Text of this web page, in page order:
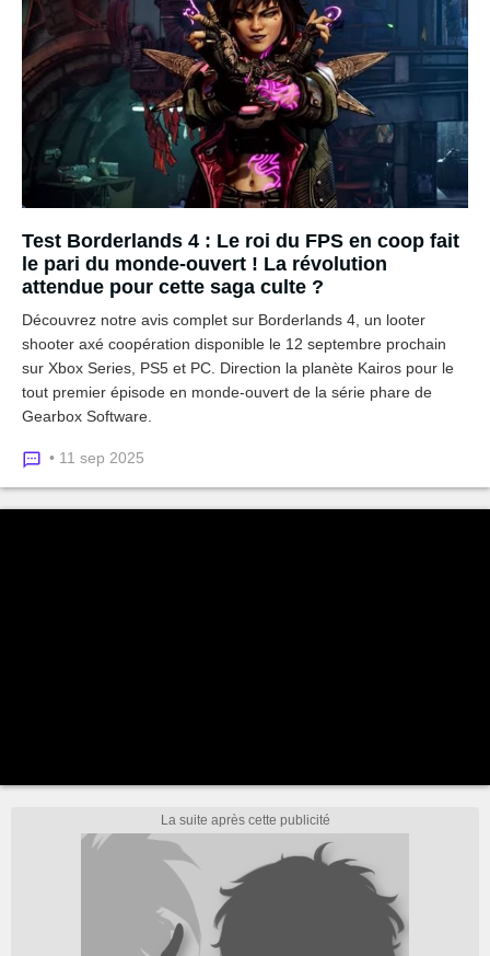
Test Borderlands 4 : Le roi du FPS en coop fait
le pari du monde-ouvert ! La révolution
attendue pour cette saga culte ?
Découvrez notre avis complet sur Borderlands 4, un looter
shooter axé coopération disponible le 12 septembre prochain
sur Xbox Series, PS5 et PC. Direction la planète Kairos pour le
tout premier épisode en monde-ouvert de la série phare de
Gearbox Software.
• 11 sep 2025